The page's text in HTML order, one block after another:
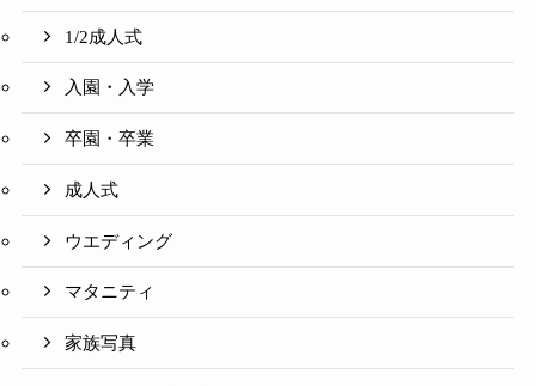
1/2成人式
入園・入学
卒園・卒業
成人式
ウエディング
マタニティ
家族写真